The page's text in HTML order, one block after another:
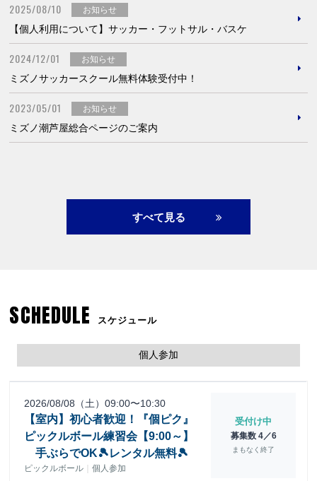
2025/08/10 お知らせ
【個人利用について】サッカー・フットサル・バスケ
2024/12/01 お知らせ
ミズノサッカースクール無料体験受付中！
2023/05/01 お知らせ
ミズノ潮芦屋総合ページのご案内
すべて見る
SCHEDULE スケジュール
個人参加